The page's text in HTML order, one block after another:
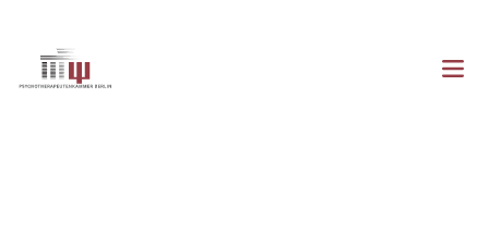
Inhalt
Menü